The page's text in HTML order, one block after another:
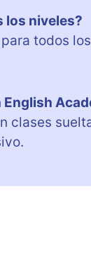
los niveles?
todos
clases